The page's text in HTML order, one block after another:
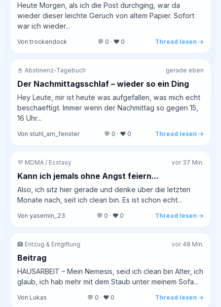
Heute Morgen, als ich die Post durchging, war da
wieder dieser leichte Geruch von altem Papier. Sofort
war ich wieder...
Von trockendock 💬 0 · ❤️ 0 Thread lesen →
📓 Abstinenz-Tagebuch gerade eben
Der Nachmittagsschlaf – wieder so ein Ding
Hey Leute, mir ist heute was aufgefallen, was mich echt
beschaeftigt. Immer wenn der Nachmittag so gegen 15,
16 Uhr...
Von stuhl_am_fenster 💬 0 · ❤️ 0 Thread lesen →
💜 MDMA / Ecstasy vor 37 Min.
Kann ich jemals ohne Angst feiern...
Also, ich sitz hier gerade und denke über die letzten
Monate nach, seit ich clean bin. Es ist schon echt...
Von yasemin_23 💬 0 · ❤️ 0 Thread lesen →
🏥 Entzug & Entgiftung vor 48 Min.
Beitrag
HAUSARBEIT – Mein Nemesis, seid ich clean bin Alter, ich
glaub, ich hab mehr mit dem Staub unter meinem Sofa...
Von Lukas 💬 0 · ❤️ 0 Thread lesen →